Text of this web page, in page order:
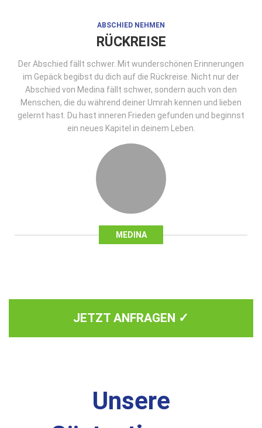
MEDINA
ABSCHIED NEHMEN
RÜCKREISE
Der Abschied fällt schwer. Mit wunderschönen Erinnerungen
im Gepäck begibst du dich auf die Rückreise. Nicht nur der
Abschied von Medina fällt schwer, sondern auch von den
Menschen, die du während deiner Umrah kennen und lieben
gelernt hast. Du hast inneren Frieden gefunden und beginnst
ein neues Kapitel in deinem Leben.
JETZT ANFRAGEN ✓
Unsere